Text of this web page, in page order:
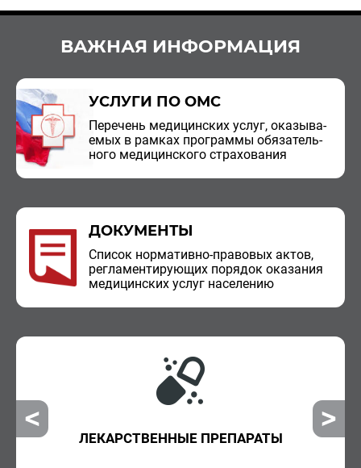
ВАЖНАЯ ИНФОРМАЦИЯ
УСЛУГИ ПО ОМС
Пе­ре­чень ме­ди­цин­ских услуг, ока­зы­ва­
е­мых в рам­ках про­грам­мы обя­за­тель­
но­го ме­ди­цин­ско­го стра­хо­ва­ния
ДОКУМЕНТЫ
Спи­сок нор­ма­тив­но-пра­во­вых актов,
ре­гла­мен­ти­ру­ю­щих по­ря­док ока­за­ния
ме­ди­цин­ских услуг на­се­ле­нию
ЛЕКАРСТВЕННЫЕ ПРЕПАРАТЫ